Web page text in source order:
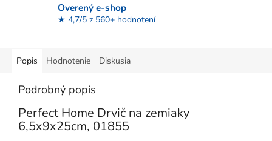
Overený e-shop
★ 4,7/5 z 560+ hodnotení
Popis Hodnotenie Diskusia
Podrobný popis
Perfect Home Drvič na zemiaky
6,5x9x25cm, 01855